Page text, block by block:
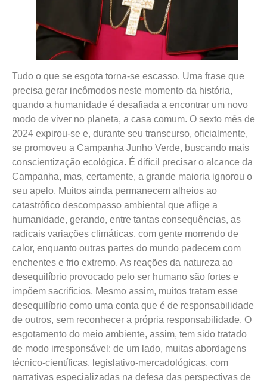
Tudo o que se esgota torna-se escasso. Uma frase que
precisa gerar incômodos neste momento da história,
quando a humanidade é desafiada a encontrar um novo
modo de viver no planeta, a casa comum. O sexto mês de
2024 expirou-se e, durante seu transcurso, oficialmente,
se promoveu a Campanha Junho Verde, buscando mais
conscientização ecológica. É difícil precisar o alcance da
Campanha, mas, certamente, a grande maioria ignorou o
seu apelo. Muitos ainda permanecem alheios ao
catastrófico descompasso ambiental que aflige a
humanidade, gerando, entre tantas consequências, as
radicais variações climáticas, com gente morrendo de
calor, enquanto outras partes do mundo padecem com
enchentes e frio extremo. As reações da natureza ao
desequilíbrio provocado pelo ser humano são fortes e
impõem sacrifícios. Mesmo assim, muitos tratam esse
desequilíbrio como uma conta que é de responsabilidade
de outros, sem reconhecer a própria responsabilidade. O
esgotamento do meio ambiente, assim, tem sido tratado
de modo irresponsável: de um lado, muitas abordagens
técnico-científicas, legislativo-mercadológicas, com
narrativas especializadas na defesa das perspectivas de